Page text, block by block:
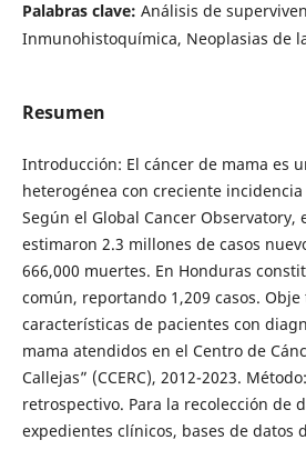
Palabras clave: Análisis de
Inmunohistoquímica, Neoplasias de
Resumen
Introducción: El cáncer de mama es
heterogénea con creciente
Según el Global Cancer Observatory,
estimaron 2.3 millones de casos
666,000 muertes. En Honduras
común, reportando 1,209 casos.
características de pacientes con
mama atendidos en el Centro de
Callejas” (CCERC), 2012-2023.
retrospectivo. Para la recolección de
expedientes clínicos, bases de datos